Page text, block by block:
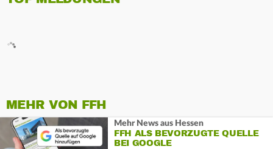
MEHR VON FFH
Mehr News aus Hessen
FFH ALS BEVORZUGTE QUELLE
BEI GOOGLE